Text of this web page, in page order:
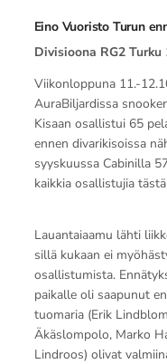
Eino Vuoristo Turun
Divisioona RG2 Turku
Viikonloppuna 11.-
AuraBiljardissa
Kisaan osallistui 65
ennen divarikisoissa
syyskuussa Cabinilla
kaikkia osallistujia
Lauantaiaamu lähti
sillä kukaan ei
osallistumista.
paikalle oli saapunut
tuomaria (Erik
Äkäslompolo, Marko
Lindroos) olivat